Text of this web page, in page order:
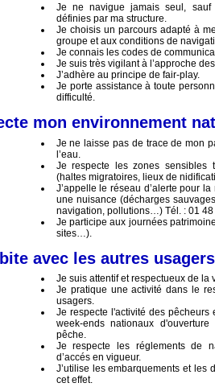
Je ne navigue jamais seul, sauf
définies par ma structure.
Je choisis un parcours adapté à
groupe et aux conditions de
Je connais les codes de
Je suis très vigilant à l’approche
J’adhère au principe de fair-play.
Je porte assistance à toute
difficulté.
mon environnement
Je ne laisse pas de trace de mon
l’eau.
Je respecte les zones sensibles
(haltes migratoires, lieux de
J’appelle le réseau d’alerte pour
une nuisance (décharges
navigation, pollutions…) Tél. : 01 48
Je participe aux journées
sites…).
avec les autres usagers
Je suis attentif et respectueux de la
Je pratique une activité dans le
usagers.
Je respecte l'activité des
week-ends nationaux
pêche.
Je respecte les réglements de
d’accés en vigueur.
J’utilise les embarquements et les
cet effet.